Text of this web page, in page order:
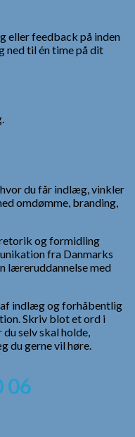
eller feedback på inden
ned til én time på dit
du får indlæg, vinkler
omdømme, branding,
og formidling
fra Danmarks
læreruddannelse med
af indlæg og forhåbentlig
Skriv blot et ord i
selv skal holde,
du gerne vil høre.
06